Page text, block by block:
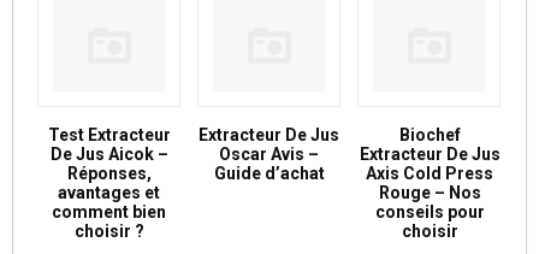
Test Extracteur
De Jus Aicok –
Réponses,
avantages et
comment bien
choisir ?
Extracteur De Jus
Oscar Avis –
Guide d’achat
Biochef
Extracteur De Jus
Axis Cold Press
Rouge – Nos
conseils pour
choisir